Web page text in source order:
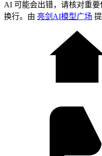
AI 可能会出错，请核对重要
换行。由 亮剑AI模型广场